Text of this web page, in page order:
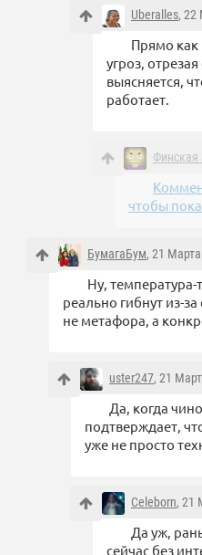
Uberalles, 22
Прямо как
угроз,
выясняется,
работает.
Финская
чтобы
БумагаБум, 21 Марта
Ну,
реально гибнут из-
не метафора, а
uster247, 21
Да, когда
подтверждает,
уже не просто
Celeborn, 21
Да уж,
сейчас без